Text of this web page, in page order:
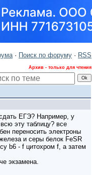
· Поиск по форуму · RSS
Архив - только для чтения
ЕГЭ? Например, у
эту таблицу? все
переносить электроны
и серы белок FeSR
b6 - f цитохром f, а затем
экзамена.